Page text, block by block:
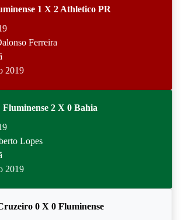
1 X 2 Athletico PR
Ferreira
2019
Fluminense 2 X 0 Bahia
Lopes
2019
0 X 0 Fluminense